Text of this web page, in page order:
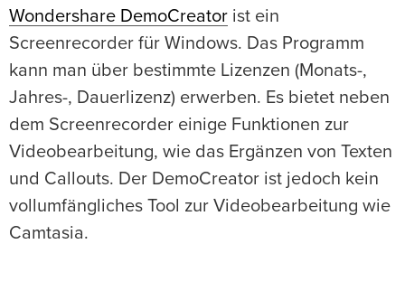
Wondershare DemoCreator ist ein
Screenrecorder für Windows. Das Programm
kann man über bestimmte Lizenzen (Monats-,
Jahres-, Dauerlizenz) erwerben. Es bietet neben
dem Screenrecorder einige Funktionen zur
Videobearbeitung, wie das Ergänzen von Texten
und Callouts. Der DemoCreator ist jedoch kein
vollumfängliches Tool zur Videobearbeitung wie
Camtasia.